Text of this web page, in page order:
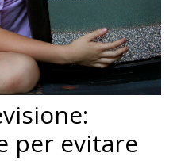
per evitare